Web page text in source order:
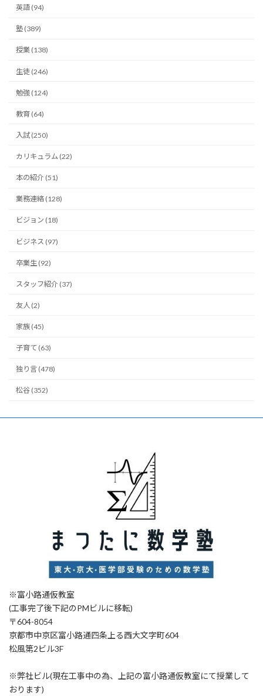
英語 (94)
塾 (389)
授業 (138)
生徒 (246)
勉強 (124)
教育 (64)
入試 (250)
カリキュラム (22)
本の紹介 (51)
業務連絡 (128)
ビジョン (18)
ビジネス (97)
卒業生 (92)
スタッフ紹介 (37)
友人 (2)
家族 (45)
子育て (63)
独り言 (478)
松谷 (352)
※富小路通仮教室
(工事完了後下記のPMビルに移転)
〒604-8054
京都市中京区富小路通四条上る西大文字町604
松風第2ビル3F
※弊社ビル(現在工事中の為、上記の富小路通仮教室にて授業して
おります)